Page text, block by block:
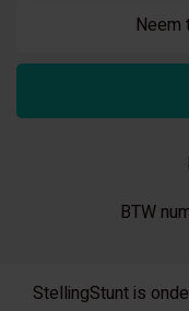
Neem
BTW
StellingStunt is